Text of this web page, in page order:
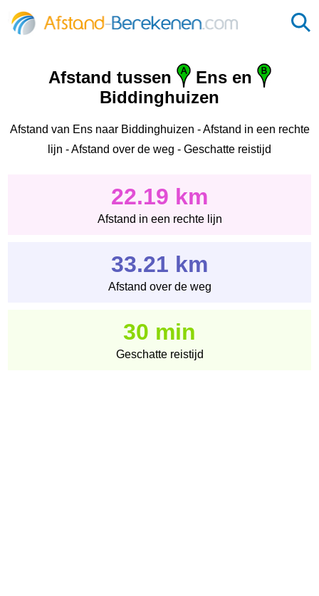
Afstand tussen
Ens en
Biddinghuizen
Afstand van Ens naar Biddinghuizen - Afstand in een rechte
lijn - Afstand over de weg - Geschatte reistijd
22.19 km
Afstand in een rechte lijn
33.21 km
Afstand over de weg
30 min
Geschatte reistijd